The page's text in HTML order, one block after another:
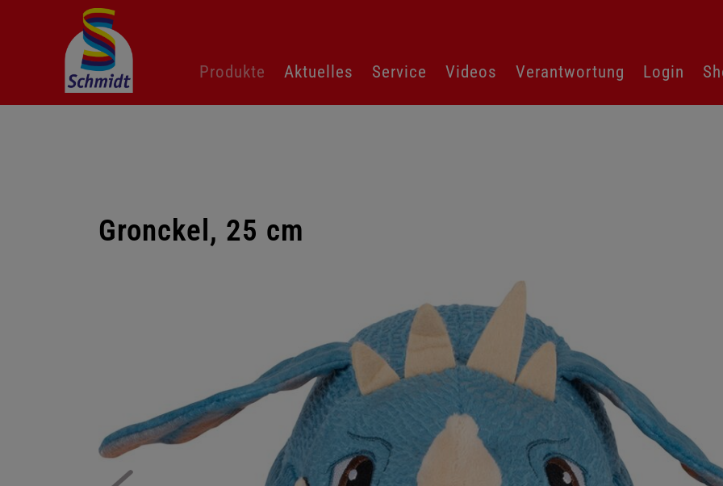
überspringen
Produkte Aktuelles Service Videos Verantwortung Login
Gronckel, 25 cm